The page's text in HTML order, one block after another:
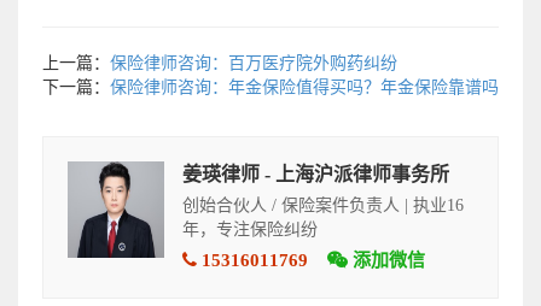
上一篇： 保险律师咨询：百万医疗院外购药纠纷
下一篇： 保险律师咨询：年金保险值得买吗？年金保险靠谱吗
姜瑛律师 - 上海沪派律师事务所
创始合伙人 / 保险案件负责人 | 执业16
年，专注保险纠纷
15316011769 添加微信